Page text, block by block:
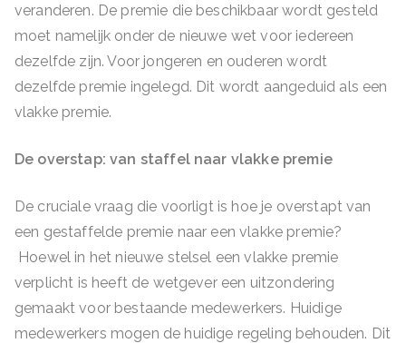
veranderen. De premie die beschikbaar wordt gesteld
moet namelijk onder de nieuwe wet voor iedereen
dezelfde zijn. Voor jongeren en ouderen wordt
dezelfde premie ingelegd. Dit wordt aangeduid als een
vlakke premie.
De overstap: van staffel naar vlakke premie
De cruciale vraag die voorligt is hoe je overstapt van
een gestaffelde premie naar een vlakke premie?
Hoewel in het nieuwe stelsel een vlakke premie
verplicht is heeft de wetgever een uitzondering
gemaakt voor bestaande medewerkers. Huidige
medewerkers mogen de huidige regeling behouden. Dit